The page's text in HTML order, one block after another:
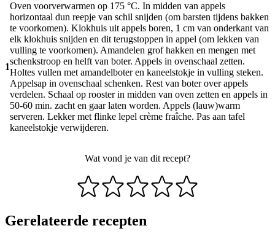
1
Oven voorverwarmen op 175 °C. In midden van appels
horizontaal dun reepje van schil snijden (om barsten tijdens bakken
te voorkomen). Klokhuis uit appels boren, 1 cm van onderkant van
elk klokhuis snijden en dit terugstoppen in appel (om lekken van
vulling te voorkomen). Amandelen grof hakken en mengen met
schenkstroop en helft van boter. Appels in ovenschaal zetten.
Holtes vullen met amandelboter en kaneelstokje in vulling steken.
Appelsap in ovenschaal schenken. Rest van boter over appels
verdelen. Schaal op rooster in midden van oven zetten en appels in
50-60 min. zacht en gaar laten worden. Appels (lauw)warm
serveren. Lekker met flinke lepel crème fraîche. Pas aan tafel
kaneelstokje verwijderen.
Wat vond je van dit recept?
Gerelateerde recepten